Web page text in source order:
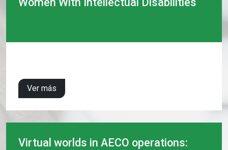
Ver más
Virtual worlds in AECO operations: